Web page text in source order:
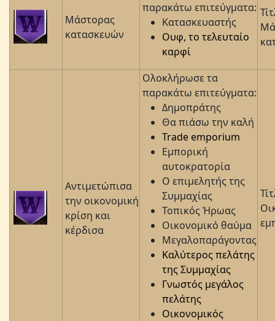
Μάστορας
κατασκευών
παρακάτω επιτεύγματα:
Κατασκευαστής
Ουφ, το τελευταίο
καρφί
Αντιμετώπισα
την οικονομική
κρίση και
κέρδισα
Ολοκλήρωσε τα
παρακάτω επιτεύγματα:
Δημοπράτης
Θα πιάσω την καλή
Trade emporium
Εμπορική
αυτοκρατορία
Ο επιμελητής της
Συμμαχίας
Τοπικός Ήρωας
Οικονομικό θαύμα
Μεγαλοπαράγοντας
Καλύτερος πελάτης
της Συμμαχίας
Γνωστός μεγάλος
πελάτης
Οικονομικός